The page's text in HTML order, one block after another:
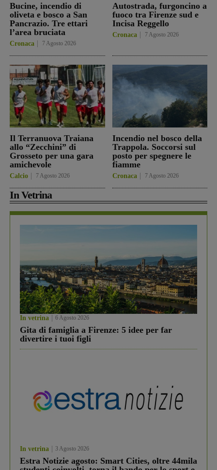
Bucine, incendio di
oliveta e bosco a San
Pancrazio. Tre ettari
l’area bruciata
Cronaca 7 Agosto 2026
Autostrada, furgoncino a
fuoco tra Firenze sud e
Incisa Reggello
Cronaca 7 Agosto 2026
Il Terranuova Traiana
allo “Zecchini” di
Grosseto per una gara
amichevole
Calcio 7 Agosto 2026
Incendio nel bosco della
Trappola. Soccorsi sul
posto per spegnere le
fiamme
Cronaca 7 Agosto 2026
In Vetrina
In vetrina 6 Agosto 2026
Gita di famiglia a Firenze: 5 idee per far
divertire i tuoi figli
In vetrina 3 Agosto 2026
Estra Notizie agosto: Smart Cities, oltre 44mila